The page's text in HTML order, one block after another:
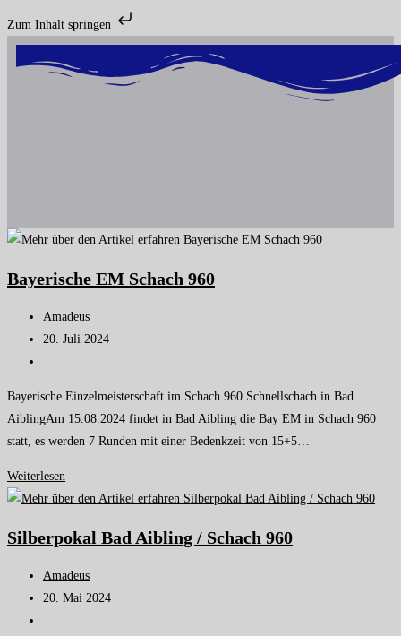
Zum Inhalt springen
Bayerische EM Schach 960
Amadeus
20. Juli 2024
Bayerische Einzelmeisterschaft im Schach 960 Schnellschach in Bad
AiblingAm 15.08.2024 findet in Bad Aibling die Bay EM in Schach 960
statt, es werden 7 Runden mit einer Bedenkzeit von 15+5…
Weiterlesen
Silberpokal Bad Aibling / Schach 960
Amadeus
20. Mai 2024